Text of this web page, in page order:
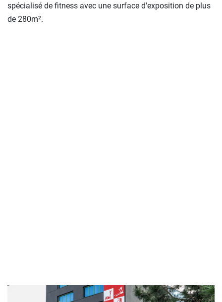
spécialisé de fitness avec une surface d'exposition de plus
de 280m².